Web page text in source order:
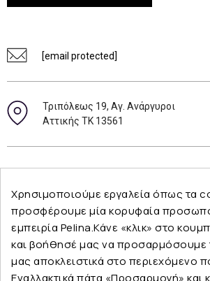
[email protected]
Τριπόλεως 19, Αγ. Ανάργυροι
Αττικής ΤΚ 13561
Εταιρεία
Χρησιμοποιούμε εργαλεία όπως τα
προσφέρουμε μία κορυφαία
εμπειρία Pelina.Κάνε «κλικ» στο
και βοήθησέ μας να προσαρμόσουμε
μας αποκλειστικά στο περιεχόμενο
Εναλλακτικά πάτα «Προσαρμογή» και